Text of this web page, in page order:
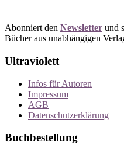
Abonniert den Newsletter und
Bücher aus unabhängigen
Ultraviolett
Infos für Autoren
Impressum
AGB
Datenschutzerklärung
Buchbestellung